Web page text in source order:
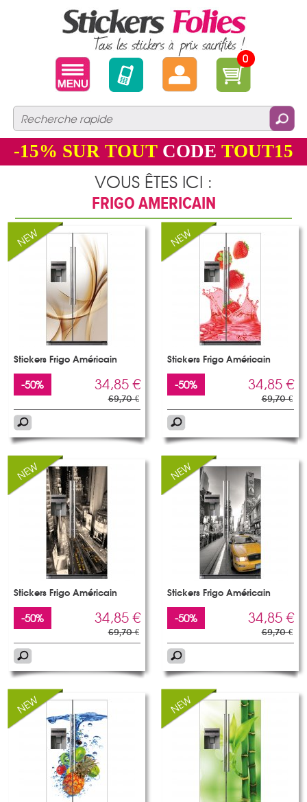
0
-15% SUR TOUT CODE TOUT15
VOUS ÊTES ICI :
FRIGO AMERICAIN
Stickers Frigo Américain
-50% 34,85 €
69,70 €
Stickers Frigo Américain
-50% 34,85 €
69,70 €
Stickers Frigo Américain
-50% 34,85 €
69,70 €
Stickers Frigo Américain
-50% 34,85 €
69,70 €